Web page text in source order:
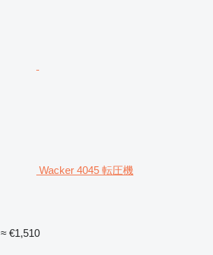
Wacker 4045 転圧機
≈ €1,510